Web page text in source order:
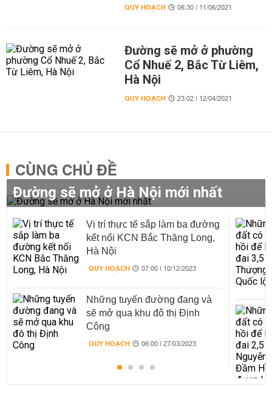
QUY HOẠCH 06:30 | 11/06/2021
Đường sẽ mở ở phường
Cổ Nhuế 2, Bắc Từ Liêm,
Hà Nội
QUY HOẠCH 23:02 | 12/04/2021
CÙNG CHỦ ĐỀ
Đường sẽ mở ở Hà Nội mới nhất
Vị trí thực tế sắp làm ba đường
kết nối KCN Bắc Thăng Long,
Hà Nội
QUY HOẠCH 07:00 | 10/12/2023
Những tuyến đường đang và
sẽ mở qua khu đô thị Định
Công
QUY HOẠCH 06:00 | 27/03/2023